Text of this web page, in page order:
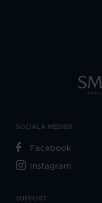
SUPPORT
SOCIALA MEDIER
Facebook
Instagram